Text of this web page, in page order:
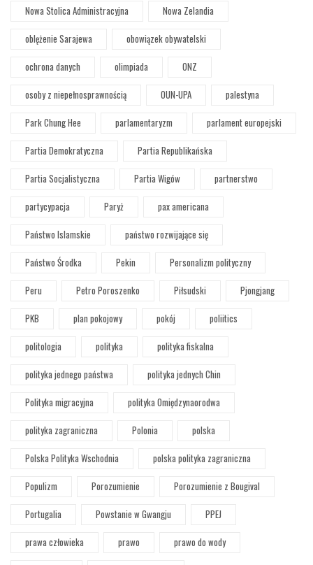
Nowa Stolica Administracyjna
Nowa Zelandia
oblężenie Sarajewa
obowiązek obywatelski
ochrona danych
olimpiada
ONZ
osoby z niepełnosprawnością
OUN-UPA
palestyna
Park Chung Hee
parlamentaryzm
parlament europejski
Partia Demokratyczna
Partia Republikańska
Partia Socjalistyczna
Partia Wigów
partnerstwo
partycypacja
Paryż
pax americana
Państwo Islamskie
państwo rozwijające się
Państwo Środka
Pekin
Personalizm polityczny
Peru
Petro Poroszenko Piłsudski
Pjongjang
PKB
plan pokojowy pokój
poliitics
politologia
polityka
polityka fiskalna
polityka jednego państwa
polityka jednych Chin
Polityka migracyjna
polityka Omiędzynaorodwa
polityka zagraniczna
Polonia
polska
Polska Polityka Wschodnia
polska polityka zagraniczna
Populizm
Porozumienie
Porozumienie z Bougival
Portugalia
Powstanie w Gwangju
PPEJ
prawa człowieka
prawo
prawo do wody